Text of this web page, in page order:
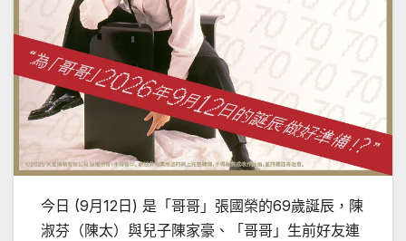
今日 (9月12日) 是「哥哥」張國榮的69歲誕辰，陳
淑芬（陳太）與兒子陳家豪、「哥哥」生前好友連